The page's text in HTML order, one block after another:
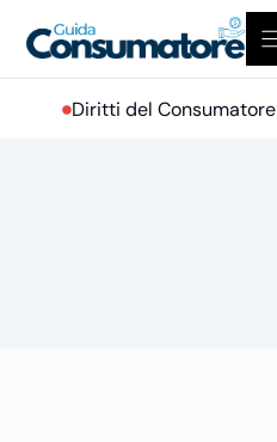
contenuto
Diritti del Consumatore